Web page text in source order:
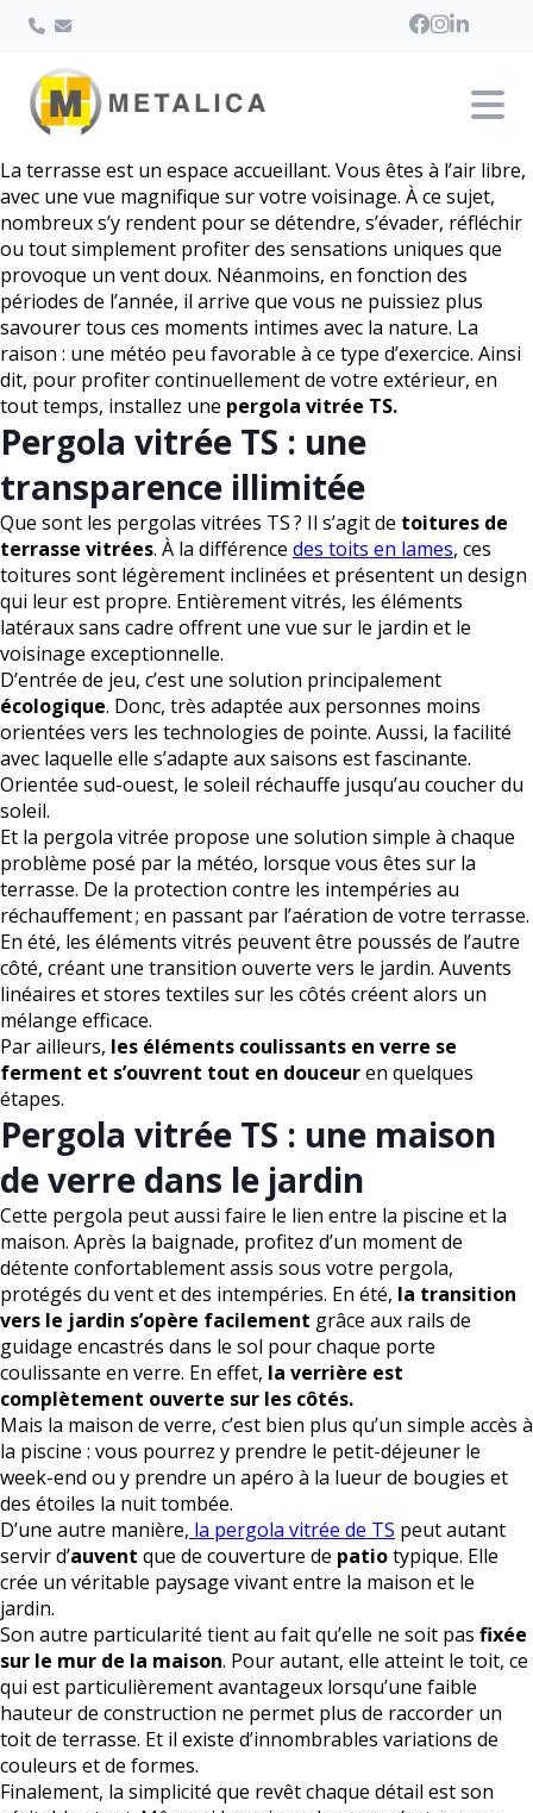
La terrasse est un espace accueillant. Vous êtes à l’air libre,
avec une vue magnifique sur votre voisinage. À ce sujet,
nombreux s’y rendent pour se détendre, s’évader, réfléchir
ou tout simplement profiter des sensations uniques que
provoque un vent doux. Néanmoins, en fonction des
périodes de l’année, il arrive que vous ne puissiez plus
savourer tous ces moments intimes avec la nature. La
raison : une météo peu favorable à ce type d’exercice. Ainsi
dit, pour profiter continuellement de votre extérieur, en
tout temps, installez une pergola vitrée TS.
Pergola vitrée TS : une
transparence illimitée
Que sont les pergolas vitrées TS ? Il s’agit de toitures de
terrasse vitrées. À la différence des toits en lames, ces
toitures sont légèrement inclinées et présentent un design
qui leur est propre. Entièrement vitrés, les éléments
latéraux sans cadre offrent une vue sur le jardin et le
voisinage exceptionnelle.
D’entrée de jeu, c’est une solution principalement
écologique. Donc, très adaptée aux personnes moins
orientées vers les technologies de pointe. Aussi, la facilité
avec laquelle elle s’adapte aux saisons est fascinante.
Orientée sud-ouest, le soleil réchauffe jusqu’au coucher du
soleil.
Et la pergola vitrée propose une solution simple à chaque
problème posé par la météo, lorsque vous êtes sur la
terrasse. De la protection contre les intempéries au
réchauffement ; en passant par l’aération de votre terrasse.
En été, les éléments vitrés peuvent être poussés de l’autre
côté, créant une transition ouverte vers le jardin. Auvents
linéaires et stores textiles sur les côtés créent alors un
mélange efficace.
Par ailleurs, les éléments coulissants en verre se
ferment et s’ouvrent tout en douceuren quelques
étapes.
Pergola vitrée TS : une maison
de verre dans le jardin
Cette pergola peut aussi faire le lien entre la piscine et la
maison. Après la baignade, profitez d’un moment de
détente confortablement assis sous votre pergola,
protégés du vent et des intempéries. En été, la transition
vers le jardin s’opère facilement grâce aux rails de
guidage encastrés dans le sol pour chaque porte
coulissante en verre. En effet, la verrière est
complètement ouverte sur les côtés.
Mais la maison de verre, c’est bien plus qu’un simple accès à
la piscine : vous pourrez y prendre le petit-déjeuner le
week-end ou y prendre un apéro à la lueur de bougies et
des étoiles la nuit tombée.
D’une autre manière, la pergola vitrée de TS peut autant
servir d’auvent que de couverture de patiotypique. Elle
crée un véritable paysage vivant entre la maison et le
jardin.
Son autre particularité tient au fait qu’elle ne soit pas fixée
sur le mur de la maison. Pour autant, elle atteint le toit, ce
qui est particulièrement avantageux lorsqu’une faible
hauteur de construction ne permet plus de raccorder un
toit de terrasse. Et il existe d’innombrables variations de
couleurs et de formes.
Finalement, la simplicité que revêt chaque détail est son